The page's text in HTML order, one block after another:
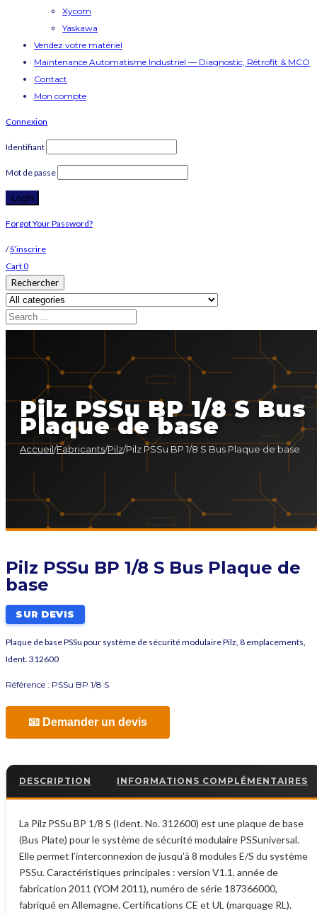
Xycom
Yaskawa
Vendez votre matériel
Maintenance Automatisme Industriel — Diagnostic, Rétrofit & MCO
Contact
Mon compte
Connexion
Identifiant
Mot de passe
Forgot Your Password?
/S’inscrire
Cart0
Rechercher
Pilz PSSu BP 1/8 S Bus
Plaque de base
Accueil/Fabricants/Pilz/Pilz PSSu BP 1/8 S Bus Plaque de base
Pilz PSSu BP 1/8 S Bus Plaque de
base
SUR DEVIS
Plaque de base PSSu pour système de sécurité modulaire Pilz, 8 emplacements,
Ident. 312600
Référence : PSSu BP 1/8 S
📧 Demander un devis
DESCRIPTION INFORMATIONS COMPLÉMENTAIRES
La Pilz PSSu BP 1/8 S (Ident. No. 312600) est une plaque de base
(Bus Plate) pour le système de sécurité modulaire PSSuniversal.
Elle permet l’interconnexion de jusqu’à 8 modules E/S du système
PSSu. Caractéristiques principales : version V1.1, année de
fabrication 2011 (YOM 2011), numéro de série 187366000,
fabriqué en Allemagne. Certifications CE et UL (marquage RL).